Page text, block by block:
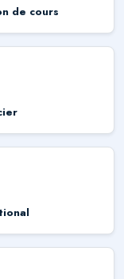
de cours